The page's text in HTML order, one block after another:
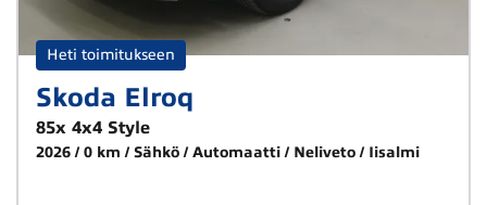
Heti toimitukseen
Skoda Elroq
85x 4x4 Style
2026 0 km Sähkö Automaatti Neliveto Iisalmi